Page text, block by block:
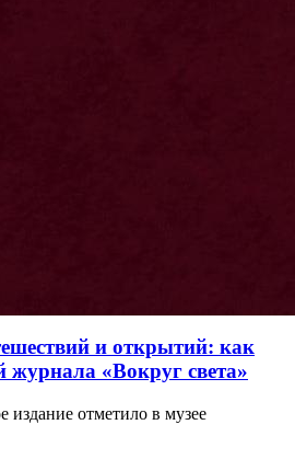
и открытий: как
журнала «Вокруг света»
издание отметило в музее